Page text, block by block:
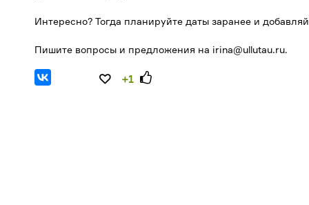
Интересно? Тогда планируйте даты заранее и
Пишите вопросы и предложения на irina@ullutau.ru.
+1